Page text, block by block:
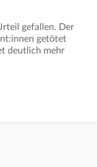
gefallen. Der
getötet
deutlich mehr